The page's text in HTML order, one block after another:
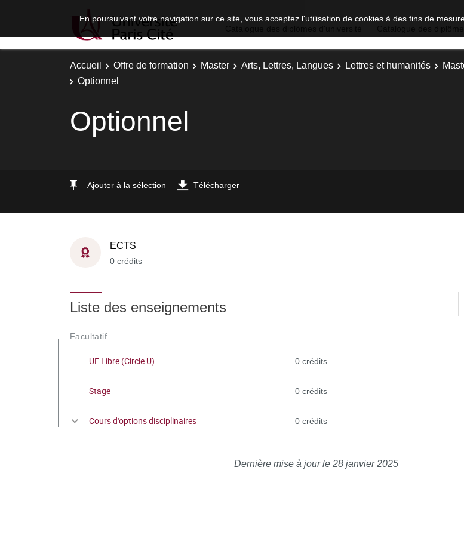
En poursuivant votre navigation sur ce site, vous acceptez l'utilisation de cookies à des fins de
Accueil Offre de formation Master Arts, Lettres, Langues Lettres et humanités
Optionnel
Optionnel
Ajouter à la sélection Télécharger
ECTS
0 crédits
Liste des enseignements
Facultatif
UE Libre (Circle U) 0 crédits
Stage 0 crédits
Cours d'options disciplinaires 0 crédits
Dernière mise à jour le 28 janvier 2025